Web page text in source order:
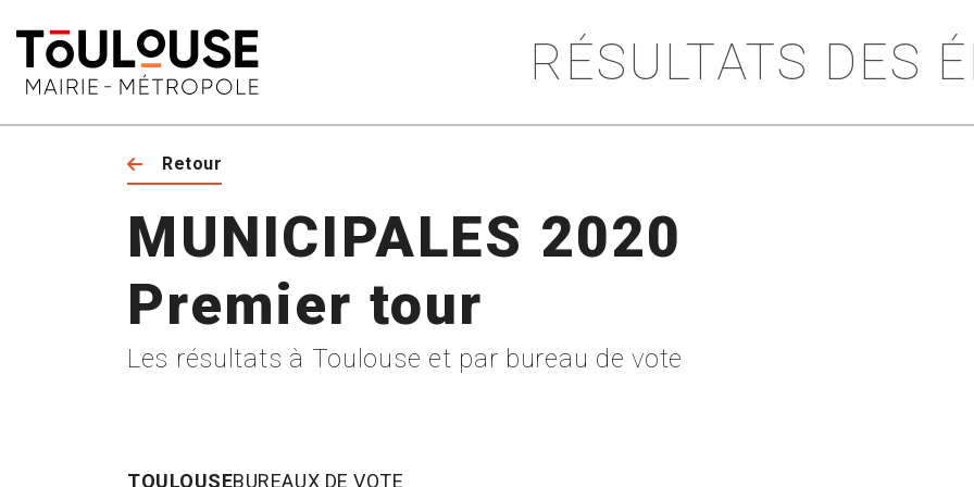
RÉSULTATS DES
Retour
MUNICIPALES 2020
Premier tour
Les résultats à Toulouse et par bureau de vote
TOULOUSEBUREAUX DE VOTE